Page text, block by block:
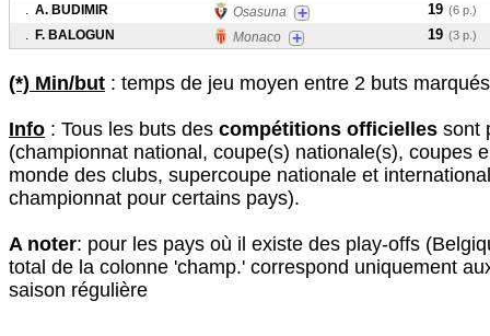
. A. BUDIMIR Osasuna + 19 (6 p.)
. F. BALOGUN Monaco + 19 (3 p.)
(*) Min/but : temps de jeu moyen entre 2 buts
Info : Tous les buts des compétitions officielles sont
(championnat national, coupe(s) nationale(s), coupes
monde des clubs, supercoupe nationale et
championnat pour certains pays).
A noter: pour les pays où il existe des play-offs
total de la colonne 'champ.' correspond uniquement
saison régulière